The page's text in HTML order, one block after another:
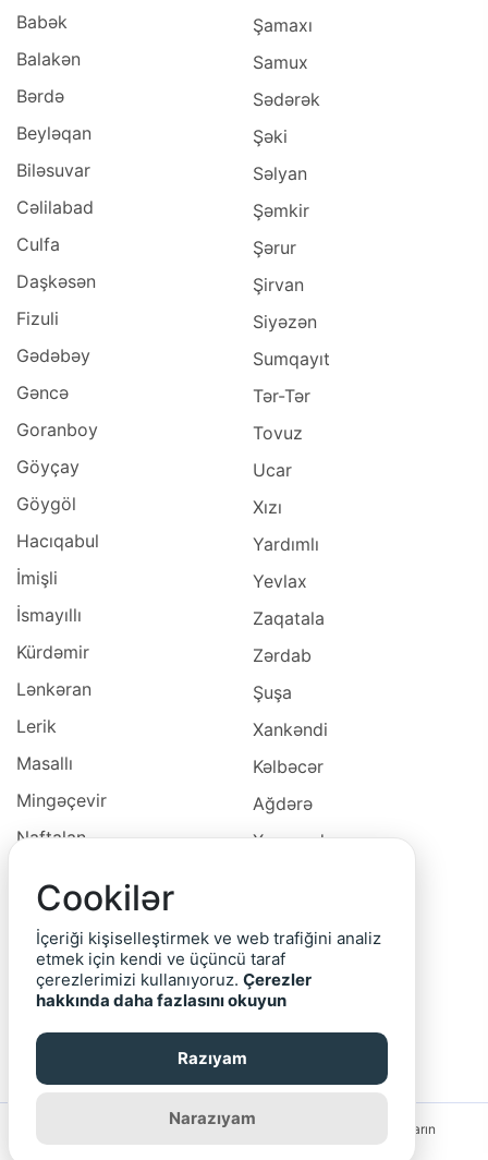
Babək
Balakən
Bərdə
Beyləqan
Biləsuvar
Cəlilabad
Culfa
Daşkəsən
Fizuli
Gədəbəy
Gəncə
Goranboy
Göyçay
Göygöl
Hacıqabul
İmişli
İsmayıllı
Kürdəmir
Lənkəran
Lerik
Masallı
Mingəçevir
Naftalan
Neftçala
Oğuz
Ordubad
Şamaxı
Samux
Sədərək
Şəki
Səlyan
Şəmkir
Şərur
Şirvan
Siyəzən
Sumqayıt
Tər-Tər
Tovuz
Ucar
Xızı
Yardımlı
Yevlax
Zaqatala
Zərdab
Şuşa
Xankəndi
Kəlbəcər
Ağdərə
Xocavəd
Cəbrayıl
Qubadlı
Saytın rəhbərliyi reklam bannerlərinin və yerləşdirilmiş elanların
Cookilər
İçeriği kişiselleştirmek ve web trafiğini analiz
etmek için kendi ve üçüncü taraf
çerezlerimizi kullanıyoruz. Çerezler
hakkında daha fazlasını okuyun
Razıyam
Narazıyam